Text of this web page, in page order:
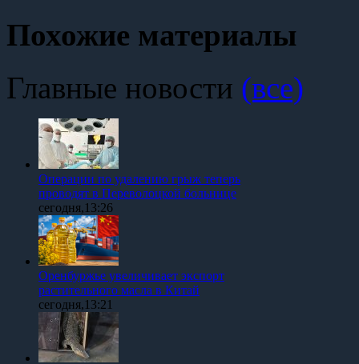
Похожие материалы
Главные новости (все)
Операции по удалению грыж теперь
проводят в Переволоцкой больнице
сегодня,13:26
Оренбуржье увеличивает экспорт
растительного масла в Китай
сегодня,13:21